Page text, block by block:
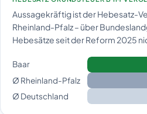
Aussagekräftig ist der Hebesatz-
Rheinland-Pfalz – über
Hebesätze seit der Reform 2025
Baar
Ø Rheinland-Pfalz
Ø Deutschland